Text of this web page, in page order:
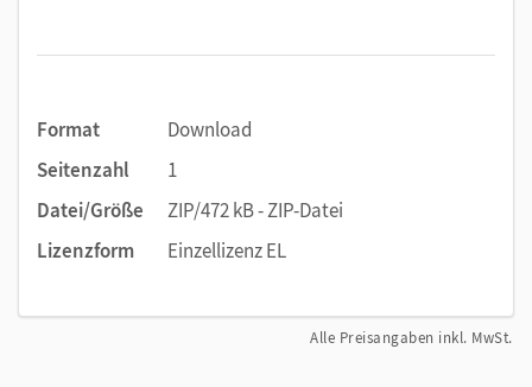
Format
Download
Seitenzahl
1
Datei/Größe
ZIP/472 kB - ZIP-Datei
Lizenzform
Einzellizenz EL
Alle Preisangaben inkl. MwSt.